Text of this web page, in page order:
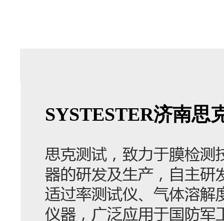
SYSTESTER济南思
思克测试，致力于膜检测
器的研发及生产，自主研
适过率测试仪、气体溶解
仪器，广泛应用于国防军